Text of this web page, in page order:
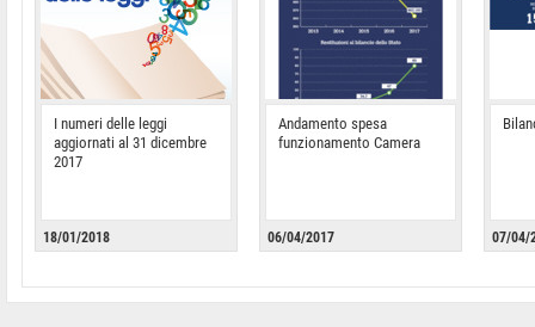
I numeri delle leggi
aggiornati al 31 dicembre
2017
18/01/2018
Andamento spesa
funzionamento Camera
06/04/2017 07/04/